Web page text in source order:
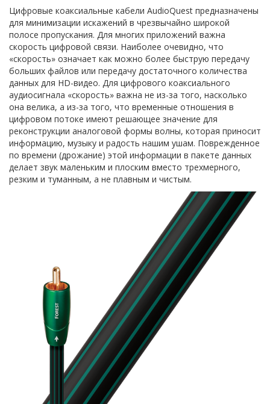
Цифровые коаксиальные кабели AudioQuest предназначены
для минимизации искажений в чрезвычайно широкой
полосе пропускания. Для многих приложений важна
скорость цифровой связи. Наиболее очевидно, что
«скорость» означает как можно более быструю передачу
больших файлов или передачу достаточного количества
данных для HD-видео. Для цифрового коаксиального
аудиосигнала «скорость» важна не из-за того, насколько
она велика, а из-за того, что временные отношения в
цифровом потоке имеют решающее значение для
реконструкции аналоговой формы волны, которая приносит
информацию, музыку и радость нашим ушам. Поврежденное
по времени (дрожание) этой информации в пакете данных
делает звук маленьким и плоским вместо трехмерного,
резким и туманным, а не плавным и чистым.